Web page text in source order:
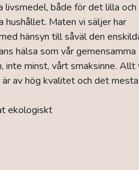
livsmedel, både för det lilla och
hushållet. Maten vi säljer har
hänsyn till såväl den
hälsa som vår gemensamma
inte minst, vårt smaksinne. Allt
av hög kvalitet och det mesta
ekologiskt